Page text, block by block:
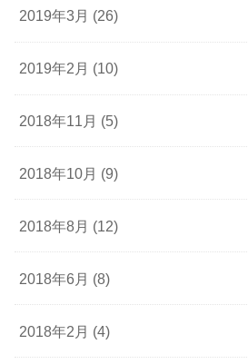
2019年3月 (26)
2019年2月 (10)
2018年11月 (5)
2018年10月 (9)
2018年8月 (12)
2018年6月 (8)
2018年2月 (4)